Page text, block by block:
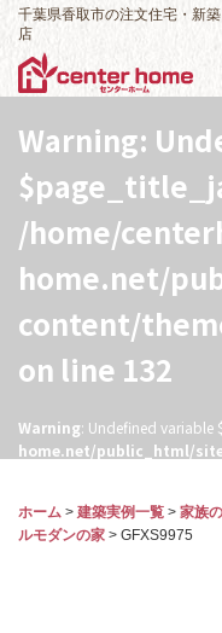
千葉県香取市の注文住宅・新
店
Warning:
/home/
home.net/
content/
on line 132
Warning: Undefined variable
home.net/public_html/
ホーム > 建築実例一覧 > 家族
ルモダンの家 > GFXS9975